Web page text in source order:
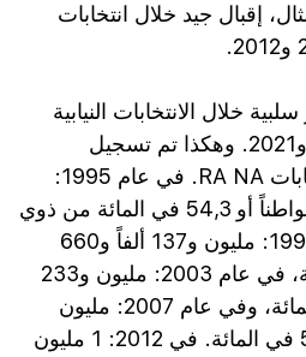
إقبال جيد خلال انتخابات
خلال الانتخابات النيابية
غير العادية لعامي 2018 و2021. وهكذا تم تسجيل
المشاركة التالية في انتخابات RA NA. في عام 1995:
مليون و183 ألفاً و573 مواطناً أو 54,3 في المائة من ذوي
حق التصويت، في عام 1999: مليون و137 ألفاً و660
مواطناً أي 51,7 في المائة، في عام 2003: مليون و233
ألفاً و757 أي 52,7 في المائة، وفي عام 2007: مليون
و375 ألفاً و733 أي 59,4 في المائة. في 2012: 1 مليون